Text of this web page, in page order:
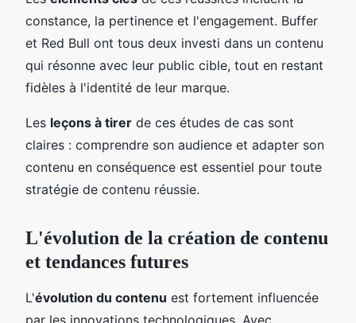
constance, la pertinence et l'engagement. Buffer
et Red Bull ont tous deux investi dans un contenu
qui résonne avec leur public cible, tout en restant
fidèles à l'identité de leur marque.
Les leçons à tirer de ces études de cas sont
claires : comprendre son audience et adapter son
contenu en conséquence est essentiel pour toute
stratégie de contenu réussie.
L'évolution de la création de contenu
et tendances futures
L'évolution du contenu est fortement influencée
par les innovations technologiques. Avec